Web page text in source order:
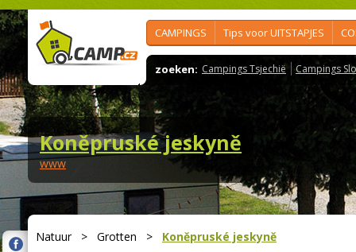
CAMPINGS Tips voor UITSTAPJES
zoeken: Campings Tsjechië Campings
Koněpruské jeskyně
www
Natuur> Grotten > Koněpruské jeskyně